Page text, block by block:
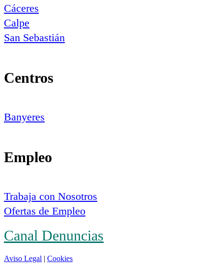
Cáceres
Calpe
San Sebastián
Centros
Banyeres
Empleo
Trabaja con Nosotros
Ofertas de Empleo
Canal Denuncias
Aviso Legal | Cookies